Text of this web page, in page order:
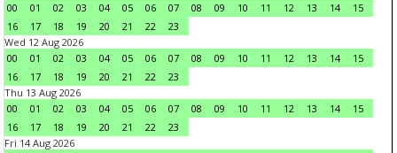
00
01 02 03 04 05 06 07 08 09 10 11 12 13 14
15
16
17 18 19 20 21 22
23
Wed 12 Aug 2026
00
01 02 03 04 05 06 07 08 09 10 11 12 13 14
15
16
17 18 19 20 21 22
23
Thu 13 Aug 2026
00
01 02 03 04 05 06 07 08 09 10 11 12 13 14
15
16
17 18 19 20 21 22
23
Fri 14 Aug 2026